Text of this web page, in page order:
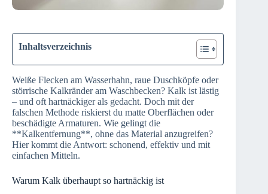
Inhaltsverzeichnis
Weiße Flecken am Wasserhahn, raue Duschköpfe oder
störrische Kalkränder am Waschbecken? Kalk ist lästig
– und oft hartnäckiger als gedacht. Doch mit der
falschen Methode riskierst du matte Oberflächen oder
beschädigte Armaturen. Wie gelingt die
**Kalkentfernung**, ohne das Material anzugreifen?
Hier kommt die Antwort: schonend, effektiv und mit
einfachen Mitteln.
Warum Kalk überhaupt so hartnäckig ist